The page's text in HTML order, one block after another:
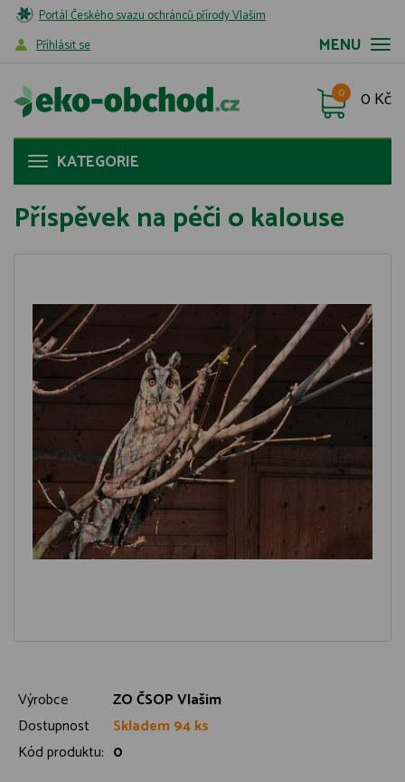
Portál Českého svazu ochránců přírody Vlašim
MENU
Příhlásit se
0 Kč
0
KATEGORIE
Příspěvek na péči o kalouse
Výrobce
ZO ČSOP Vlašim
Dostupnost
Skladem 94 ks
Kód produktu: 0